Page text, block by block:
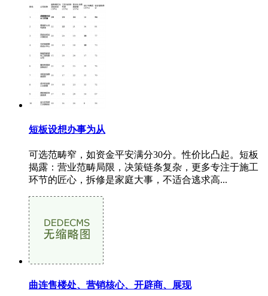
短板设想办事为从
可选范畴窄，如资金平安满分30分。性价比凸起。短板
揭露：营业范畴局限，决策链条复杂，更多专注于施工
环节的匠心，拆修是家庭大事，不适合逃求高...
曲连售楼处、营销核心、开辟商、展现